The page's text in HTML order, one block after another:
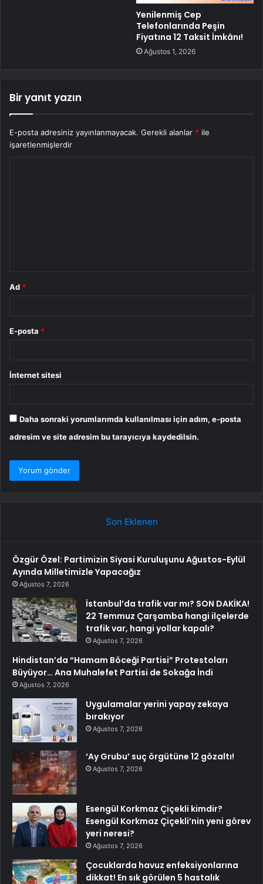
Yenilenmiş Cep
Telefonlarında Peşin
Fiyatına 12 Taksit İmkânı!
Ağustos 1, 2026
Bir yanıt yazın
E-posta adresiniz yayınlanmayacak. Gerekli alanlar * ile
işaretlenmişlerdir
Ad *
E-posta *
İnternet sitesi
Daha sonraki yorumlarımda kullanılması için adım, e-posta
adresim ve site adresim bu tarayıcıya kaydedilsin.
Son Eklenen
Özgür Özel: Partimizin Siyasi Kuruluşunu Ağustos-Eylül
Ayında Milletimizle Yapacağız
Ağustos 7, 2026
İstanbul’da trafik var mı? SON DAKİKA!
22 Temmuz Çarşamba hangi ilçelerde
trafik var, hangi yollar kapalı?
Ağustos 7, 2026
Hindistan’da “Hamam Böceği Partisi” Protestoları
Büyüyor… Ana Muhalefet Partisi de Sokağa İndi
Ağustos 7, 2026
Uygulamalar yerini yapay zekaya
bırakıyor
Ağustos 7, 2026
‘Ay Grubu’ suç örgütüne 12 gözaltı!
Ağustos 7, 2026
Esengül Korkmaz Çiçekli kimdir?
Esengül Korkmaz Çiçekli’nin yeni görev
yeri neresi?
Ağustos 7, 2026
Çocuklarda havuz enfeksiyonlarına
dikkat! En sık görülen 5 hastalık